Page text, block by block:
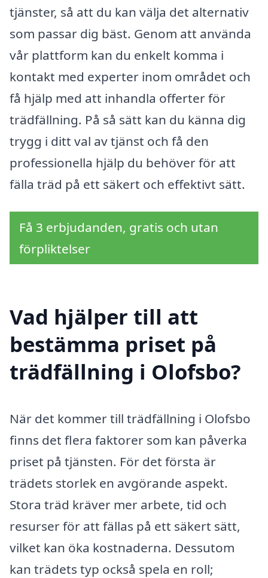
tjänster, så att du kan välja det alternativ
som passar dig bäst. Genom att använda
vår plattform kan du enkelt komma i
kontakt med experter inom området och
få hjälp med att inhandla offerter för
trädfällning. På så sätt kan du känna dig
trygg i ditt val av tjänst och få den
professionella hjälp du behöver för att
fälla träd på ett säkert och effektivt sätt.
Få 3 erbjudanden, gratis och utan
förpliktelser
Vad hjälper till att
bestämma priset på
trädfällning i Olofsbo?
När det kommer till trädfällning i Olofsbo
finns det flera faktorer som kan påverka
priset på tjänsten. För det första är
trädets storlek en avgörande aspekt.
Stora träd kräver mer arbete, tid och
resurser för att fällas på ett säkert sätt,
vilket kan öka kostnaderna. Dessutom
kan trädets typ också spela en roll;